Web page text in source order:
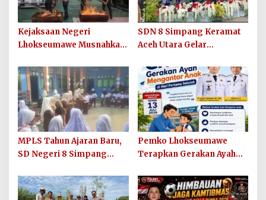
Kejaksaan Negeri
Lhokseumawe Musnahkan
Berkekuatan Hukum Tetap
dan Sosialisasikan Lelang
Barang Rampasan
SDN 8 Simpang Keramat
Aceh Utara Gelar
Tahun Ajaran 2026/2027
MPLS Tahun Ajaran Baru,
SD Negeri 8 Simpang
Sekolah Berkualitas dan
Berkarakter
Pemko Lhokseumawe
Terapkan Gerakan Ayah
Sekolah